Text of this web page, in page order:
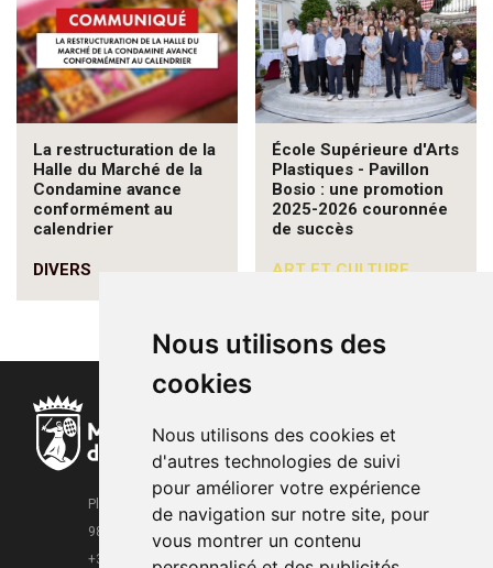
Nous utilisons des
cookies
Nous utilisons des cookies et
d'autres technologies de suivi
pour améliorer votre expérience
de navigation sur notre site, pour
vous montrer un contenu
La restructuration de la
Halle du Marché de la
Condamine avance
conformément au
calendrier
DIVERS
École Supérieure d'Arts
Plastiques - Pavillon
Bosio : une promotion
2025-2026 couronnée
de succès
ART ET CULTURE
Place de la Mairie
98000 Monaco
+377 93 15 28 63